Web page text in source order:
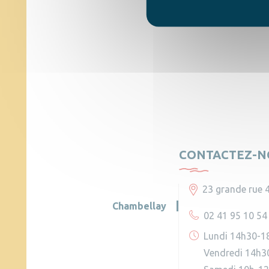
CONTACTEZ-
Chambellay
23 grande rue
02 41 95 10 54
Lundi 14h30-
Vendredi